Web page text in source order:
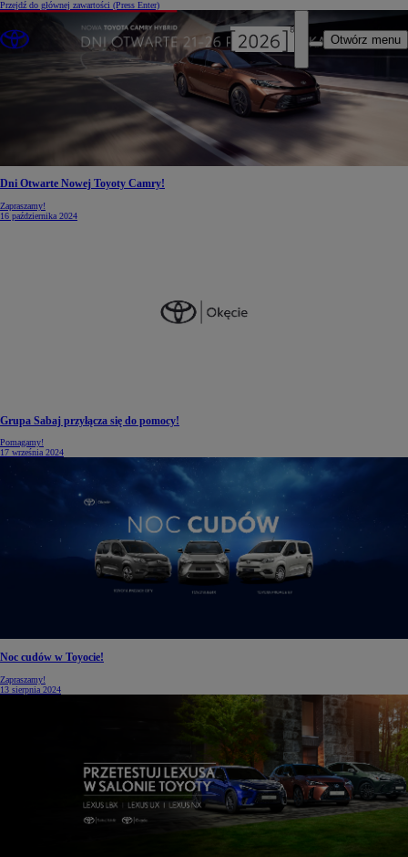
Przejdź do głównej zawartości (Press Enter)
Otwórz menu
Dni Otwarte Nowej Toyoty Camry!
Zapraszamy!
16 października 2024
Grupa Sabaj przyłącza się do pomocy!
Pomagamy!
17 września 2024
Noc cudów w Toyocie!
Zapraszamy!
13 sierpnia 2024